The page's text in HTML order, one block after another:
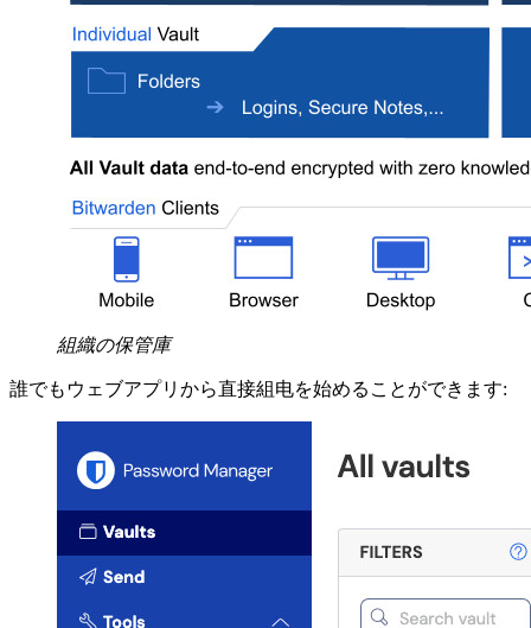
組織の保管庫
誰でもウェブアプリから直接組电を始めることができます: